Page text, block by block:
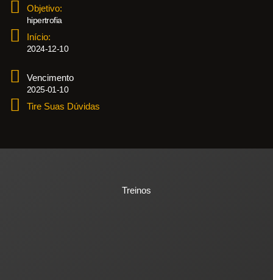
Objetivo:
hipertrofia
Início:
2024-12-10
Vencimento
2025-01-10
Tire Suas Dúvidas
Treinos